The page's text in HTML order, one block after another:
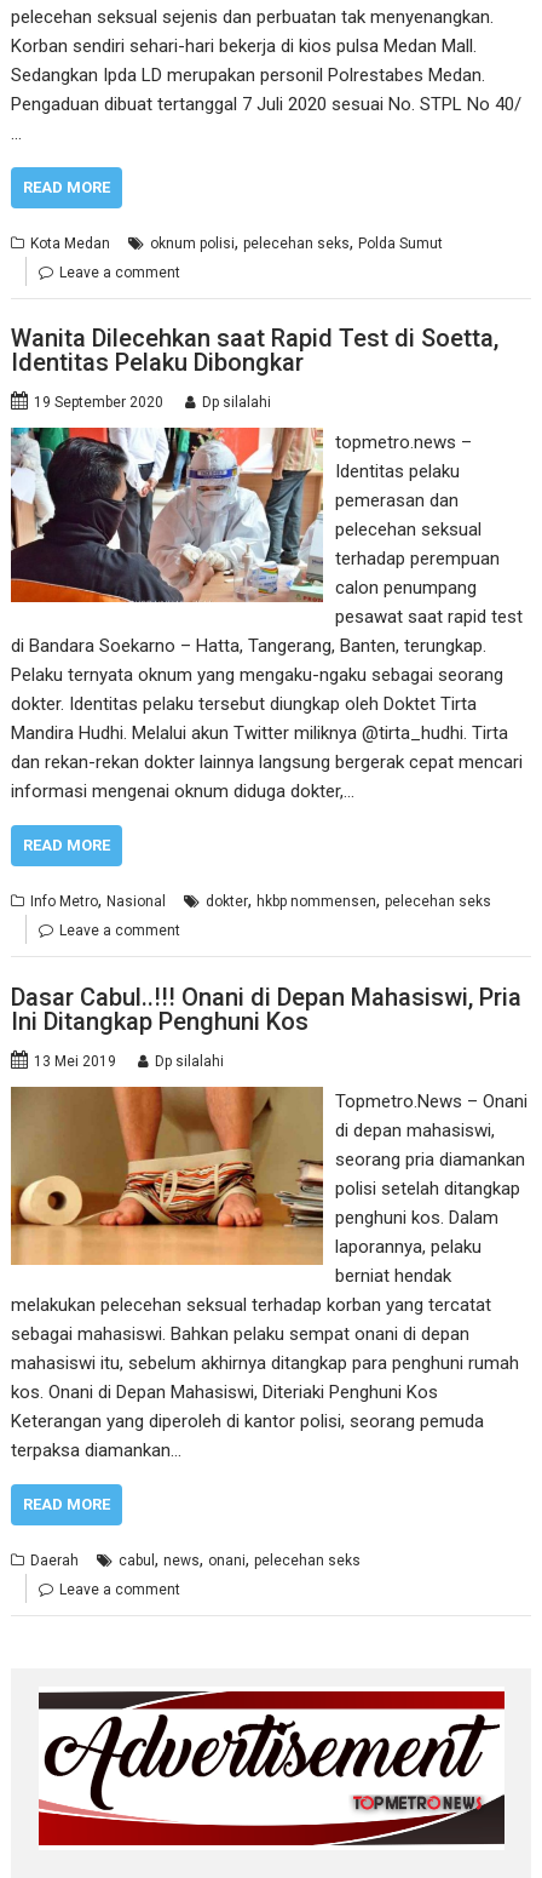
pelecehan seksual sejenis dan perbuatan tak menyenangkan.
Korban sendiri sehari-hari bekerja di kios pulsa Medan Mall.
Sedangkan Ipda LD merupakan personil Polrestabes Medan.
Pengaduan dibuat tertanggal 7 Juli 2020 sesuai No. STPL No 40/
READ MORE
Kota Medan oknum polisi,pelecehan seks,Polda Sumut
Leave a comment
Wanita Dilecehkan saat Rapid Test di Soetta,
Identitas Pelaku Dibongkar
19 September 2020 Dp silalahi
topmetro.news –
Identitas pelaku
pemerasan dan
pelecehan seksual
terhadap perempuan
calon penumpang
pesawat saat rapid test
di Bandara Soekarno – Hatta, Tangerang, Banten, terungkap.
Pelaku ternyata oknum yang mengaku-ngaku sebagai seorang
dokter. Identitas pelaku tersebut diungkap oleh Doktet Tirta
Mandira Hudhi. Melalui akun Twitter miliknya @tirta_hudhi. Tirta
dan rekan-rekan dokter lainnya langsung bergerak cepat mencari
informasi mengenai oknum diduga dokter,…
READ MORE
Info Metro,Nasional dokter,hkbp nommensen,pelecehan seks
Leave a comment
Dasar Cabul..!!! Onani di Depan Mahasiswi, Pria
Ini Ditangkap Penghuni Kos
13 Mei 2019 Dp silalahi
Topmetro.News – Onani
di depan mahasiswi,
seorang pria diamankan
polisi setelah ditangkap
penghuni kos. Dalam
laporannya, pelaku
berniat hendak
melakukan pelecehan seksual terhadap korban yang tercatat
sebagai mahasiswi. Bahkan pelaku sempat onani di depan
mahasiswi itu, sebelum akhirnya ditangkap para penghuni rumah
kos. Onani di Depan Mahasiswi, Diteriaki Penghuni Kos
Keterangan yang diperoleh di kantor polisi, seorang pemuda
terpaksa diamankan…
READ MORE
Daerah cabul,news, onani,pelecehan seks
Leave a comment